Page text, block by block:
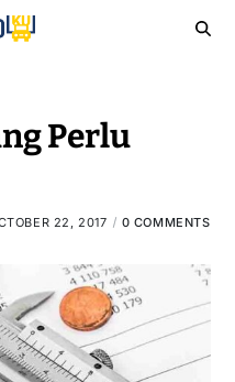
Perlu
22, 2017 0 COMMENTS